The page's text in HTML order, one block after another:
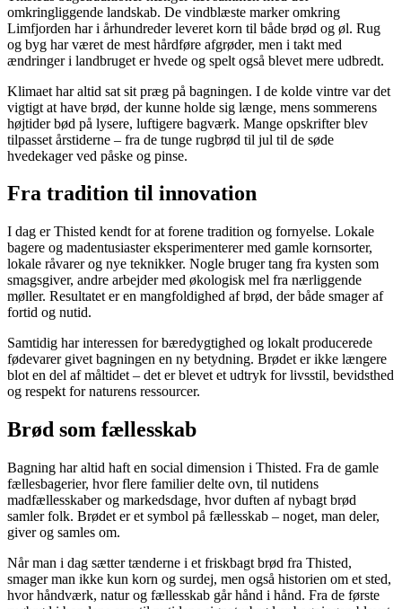
omkringliggende landskab. De vindblæste marker omkring
Limfjorden har i århundreder leveret korn til både brød og øl. Rug
og byg har været de mest hårdføre afgrøder, men i takt med
ændringer i landbruget er hvede og spelt også blevet mere udbredt.
Klimaet har altid sat sit præg på bagningen. I de kolde vintre var det
vigtigt at have brød, der kunne holde sig længe, mens sommerens
højtider bød på lysere, luftigere bagværk. Mange opskrifter blev
tilpasset årstiderne – fra de tunge rugbrød til jul til de søde
hvedekager ved påske og pinse.
Fra tradition til innovation
I dag er Thisted kendt for at forene tradition og fornyelse. Lokale
bagere og madentusiaster eksperimenterer med gamle kornsorter,
lokale råvarer og nye teknikker. Nogle bruger tang fra kysten som
smagsgiver, andre arbejder med økologisk mel fra nærliggende
møller. Resultatet er en mangfoldighed af brød, der både smager af
fortid og nutid.
Samtidig har interessen for bæredygtighed og lokalt producerede
fødevarer givet bagningen en ny betydning. Brødet er ikke længere
blot en del af måltidet – det er blevet et udtryk for livsstil, bevidsthed
og respekt for naturens ressourcer.
Brød som fællesskab
Bagning har altid haft en social dimension i Thisted. Fra de gamle
fællesbagerier, hvor flere familier delte ovn, til nutidens
madfællesskaber og markedsdage, hvor duften af nybagt brød
samler folk. Brødet er et symbol på fællesskab – noget, man deler,
giver og samles om.
Når man i dag sætter tænderne i et friskbagt brød fra Thisted,
smager man ikke kun korn og surdej, men også historien om et sted,
hvor håndværk, natur og fællesskab går hånd i hånd. Fra de første